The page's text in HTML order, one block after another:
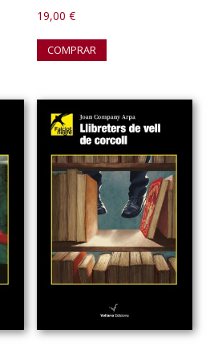
19,00€
COMPRAR